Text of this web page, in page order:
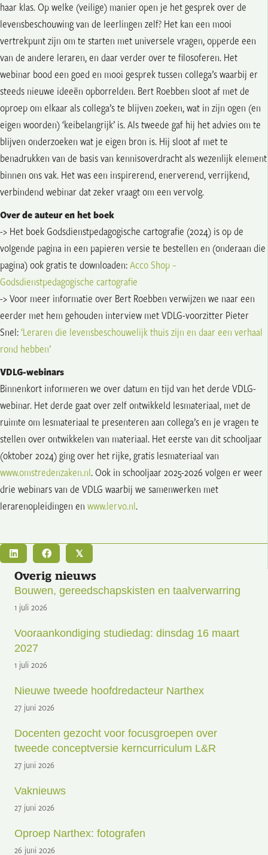
haar klas. Op welke (veilige) manier open je het gesprek over de
levensbeschouwing van de leerlingen zelf? Het kan een mooi
vertrekpunt zijn om te starten met universele vragen, opperde een
van de andere leraren, en daar verder over te filosoferen. Het
webinar bood een goed en mooi gesprek tussen collega’s waarbij er
steeds nieuwe ideeën opborrelden. Bert Roebben sloot af met de
oproep om elkaar als collega’s te blijven zoeken, wat in zijn ogen (en
eigen woorden) ‘keibelangrijk’ is. Als tweede gaf hij het advies om te
blijven onderzoeken wat je eigen bron is. Hij sloot af met te
benadrukken van de basis van kennisoverdracht als wezenlijk element
binnen ons vak. Het was een inspirerend, enerverend, verrijkend,
verbindend webinar dat zeker vraagt om een vervolg.
Over de auteur en het boek
-> Het boek Godsdienstpedagogische cartografie (2024) is op de
volgende pagina in een papieren versie te bestellen en (onderaan die
pagina) ook gratis te downloaden:Acco Shop –
Godsdienstpedagogische cartografie
-> Voor meer informatie over Bert Roebben verwijzen we naar een
eerder met hem gehouden interview met VDLG-voorzitter Pieter
Snel:‘Leraren die levensbeschouwelijk thuis zijn en daar een verhaal
rond hebben’
VDLG-webinars
Binnenkort informeren we over datum en tijd van het derde VDLG-
webinar. Het derde gaat over zelf ontwikkeld lesmateriaal, met de
ruimte om lesmateriaal te presenteren aan collega’s en je vragen te
stellen over ontwikkelen van materiaal. Het eerste van dit schooljaar
(oktober 2024) ging over het rijke, gratis lesmateriaal van
www.omstredenzaken.nl. Ook in schooljaar 2025-2026 volgen er weer
drie webinars van de VDLG waarbij we samenwerken met
lerarenopleidingen en www.lervo.nl.
𝕏
Overig nieuws
Bouwen, gereedschapskisten en taalverwarring
1 juli 2026
Vooraankondiging studiedag: dinsdag 16 maart
2027
1 juli 2026
Nieuwe tweede hoofdredacteur Narthex
27 juni 2026
Docenten gezocht voor focusgroepen over
tweede conceptversie kerncurriculum L&R
27 juni 2026
Vaknieuws
27 juni 2026
Oproep Narthex: fotografen
26 juni 2026